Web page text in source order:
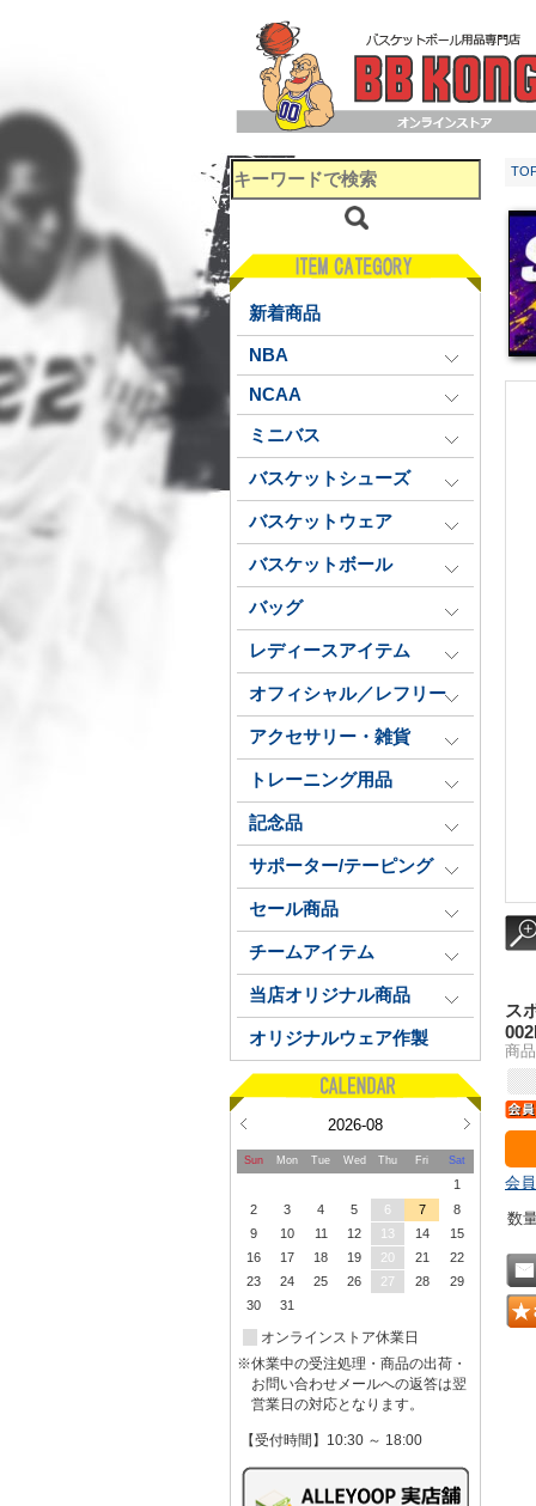
新着商品
NBA
NCAA
ミニバス
バスケットシューズ
バスケットウェア
バスケットボール
バッグ
レディースアイテム
オフィシャル／レフリー
アクセサリー・雑貨
トレーニング用品
記念品
サポーター/テーピング
セール商品
チームアイテム
当店オリジナル商品
オリジナルウェア作製
2026-08
Sun Mon Tue Wed Thu Fri Sat
1
2
3 4 5 6 7
8
9
10 11 12 13 14
15
16
17 18 19 20 21
22
23
24 25 26 27 28
29
30
31
オンラインストア休業日
※休業中の受注処理・商品の出荷・
お問い合わせメールへの返答は翌
営業日の対応となります。
【受付時間】10:30 ～ 18:00
ス
商
会
数